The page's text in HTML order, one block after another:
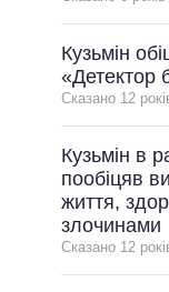
Кузьмін
«Детектор
Сказано 12
Кузьмін в
пообіцяв
життя,
злочинами
Сказано 12